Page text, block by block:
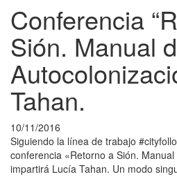
Conferencia
Sión. Manual
Tahan.
10/11/2016
Siguiendo la línea de trabajo
conferencia «Retorno a Sión.
impartirá Lucía Tahan. Un modo